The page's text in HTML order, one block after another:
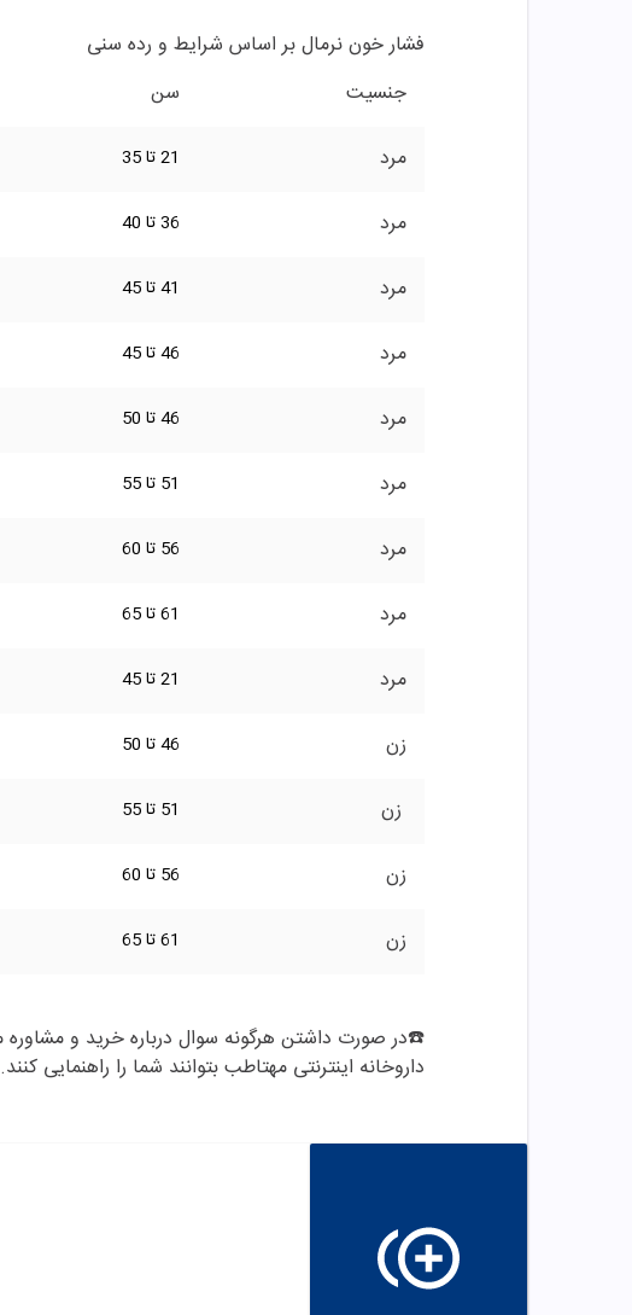
فشار خون نرمال بر اساس شرایط و رده سنی
جنسیت
سن
مرد
21 تا 35
مرد 36 تا 40
مرد 41 تا 45
مرد 46 تا 45
مرد 46 تا 50
مرد 51 تا 55
مرد 56 تا 60
مرد 61 تا 65
مرد 21 تا 45
زن 46 تا 50
زن 51 تا 55
زن 56 تا 60
زن 61 تا 65
داروخانه اینترنتی مهتاطب بتوانند شما را راهنمایی کنند.